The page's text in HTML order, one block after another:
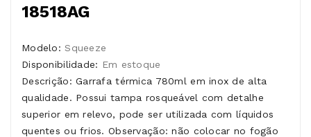
18518AG
Modelo:Squeeze
Disponibilidade: Em estoque
Descrição: Garrafa térmica 780ml em inox de alta
qualidade. Possui tampa rosqueável com detalhe
superior em relevo, pode ser utilizada com líquidos
quentes ou frios. Observação: não colocar no fogão